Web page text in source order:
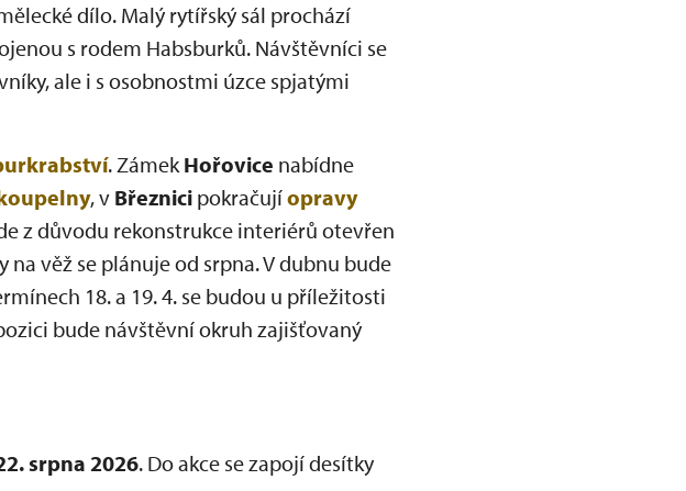
dílo. Malý rytířský sál prochází
s rodem Habsburků. Návštěvníci se
ale i s osobnostmi úzce spjatými
. ZámekHořovice nabídne
, v Březnici pokračujíopravy
z důvodu rekonstrukce interiérů otevřen
věž se plánuje od srpna. V dubnu bude
18. a 19. 4. se budou u příležitosti
bude návštěvní okruh zajišťovaný
srpna 2026. Do akce se zapojí desítky